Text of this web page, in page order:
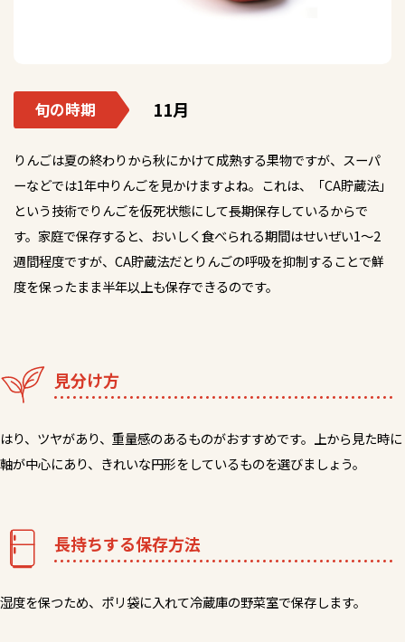
旬の時期 11月
りんごは夏の終わりから秋にかけて成熟する果物ですが、スーパ
ーなどでは1年中りんごを見かけますよね。これは、「CA貯蔵法」
という技術でりんごを仮死状態にして長期保存しているからで
す。家庭で保存すると、おいしく食べられる期間はせいぜい1～2
週間程度ですが、CA貯蔵法だとりんごの呼吸を抑制することで鮮
度を保ったまま半年以上も保存できるのです。
見分け方
はり、ツヤがあり、重量感のあるものがおすすめです。上から見た時に
軸が中心にあり、きれいな円形をしているものを選びましょう。
長持ちする保存方法
湿度を保つため、ポリ袋に入れて冷蔵庫の野菜室で保存します。